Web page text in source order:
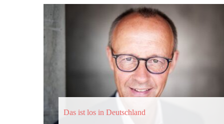
Das ist los in Deutschland